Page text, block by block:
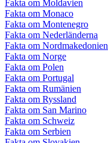
Fakta om Moldavien
Fakta om Monaco
Fakta om Montenegro
Fakta om Nederländerna
Fakta om Nordmakedonien
Fakta om Norge
Fakta om Polen
Fakta om Portugal
Fakta om Rumänien
Fakta om Ryssland
Fakta om San Marino
Fakta om Schweiz
Fakta om Serbien